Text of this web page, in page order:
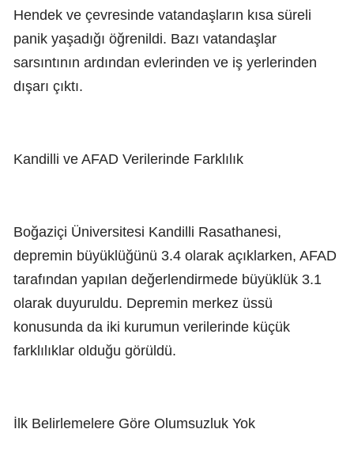
Hendek ve çevresinde vatandaşların kısa süreli
panik yaşadığı öğrenildi. Bazı vatandaşlar
sarsıntının ardından evlerinden ve iş yerlerinden
dışarı çıktı.
Kandilli ve AFAD Verilerinde Farklılık
Boğaziçi Üniversitesi Kandilli Rasathanesi,
depremin büyüklüğünü 3.4 olarak açıklarken, AFAD
tarafından yapılan değerlendirmede büyüklük 3.1
olarak duyuruldu. Depremin merkez üssü
konusunda da iki kurumun verilerinde küçük
farklılıklar olduğu görüldü.
İlk Belirlemelere Göre Olumsuzluk Yok